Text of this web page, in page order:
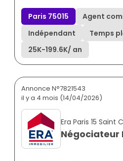
Paris 75015
Agent
Indépendant
Temps
25K-199.6K/ an
Annonce N°7821543
il y a 4 mois (14/04/2026)
Era Paris 15 Saint
Négociateur